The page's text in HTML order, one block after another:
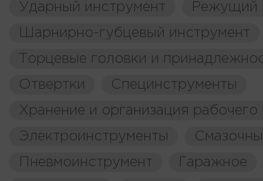
Ударный инструмент
Режущий
Шарнирно-губцевый инструмент
Торцевые головки и
Отвертки
Специнструменты
Хранение и организация рабочего
Электроинструменты
Пневмоинструмент
Гаражное